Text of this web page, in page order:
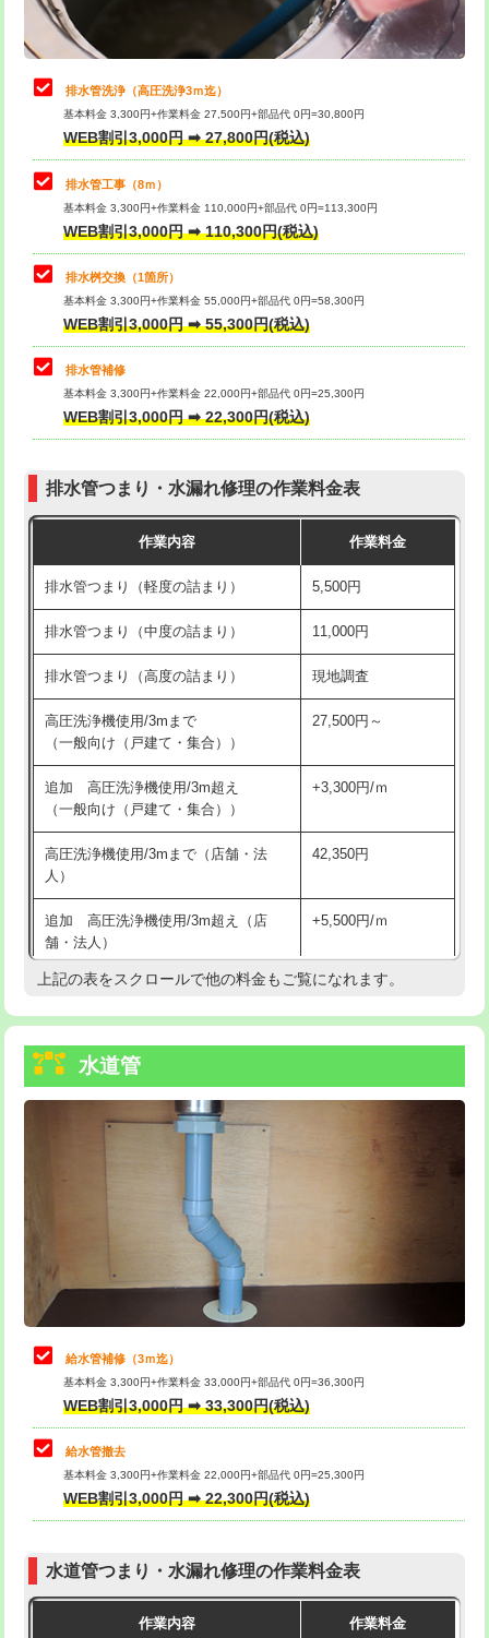
排水管工事（排水管工事/3ｍまで） 55,000円
排水管工事（追加 排水管工事/3ｍ超
え）
マス交換（土の掘削・埋め戻し作業）
マス交換（深さ50㎝未満）
マス交換（深さ50㎝以上） 66,000円
コンクリート斫り（厚さ10㎝まで）
コンクリート斫り（厚さ10㎝超え）
モルタル補修（厚さ10㎝まで）
モルタル補修（厚さ10㎝超え）
追加人工 16,500円
現場見積
※給水管工事は20mmまでの価格です。
理・調整・分解・加工など（軽作業）
止水・漏水調査・防水処理・清掃・修
理・調整・分解・加工など（中作業）
22,000円
止水・漏水調査・防水処理・清掃・修
理・調整・分解・加工など（重作業）
33,000円
その他部品の脱着
交換・取付（タンク） 22,000円+材料費
交換・取付(単水栓（壁付・デッキ
式）)
交換・取付(混合水栓（壁付・デッキ
式・ワンホール）)
16,500円+材料費
交換・取付(排水栓・排水トラップ
交換・取付（その他部品） 11,000円+材料費
持込商品取付（単水栓） 13,200円
持込商品取付（混合水栓） 16,500円
持込商品取付（浄水器・分岐水栓） 16,500円
給水管工事※（ホール加工) 16,500円
給水管工事※（バンド止め) 3,300円
給水管工事※（支持金具設置)
給水管工事※（保温材使用（バンド止
め込み）)
5,500円
給水管工事※（土の掘削・埋め戻し作
業)
11,000円
給水管工事※（塩ビ管（VP・HI）使
用/3ｍまで)
33,000円
給水管工事※（塩ビ管（VP・HI）使
+8,800円
給水管工事※（ライニング鋼管・銅
管・ポリ管・HT管使用/3ｍまで)
給水管工事※（ライニング鋼管・銅
管・ポリ管・HT管使用/3ｍ超え)
排水管工事（土の掘削・埋め戻し作
11,000円~
排水管工事（排水管工事/3ｍまで） 55,000円
排水管工事（追加 排水管工事/3ｍ超
マス交換（土の掘削・埋め戻し作業）
マス交換（深さ50㎝未満）
マス交換（深さ50㎝以上）
コンクリート斫り（厚さ10㎝まで）
排水管洗浄（高圧洗浄3ｍ迄）
基本料金 3,300円+作業料金 27,500円+部品代 0円=30,800円
WEB割引3,000円 ➡ 27,800円(税込)
排水管工事（8ｍ）
基本料金 3,300円+作業料金 110,000円+部品代 0円=113,300円
WEB割引3,000円 ➡ 110,300円(税込)
排水桝交換（1箇所）
基本料金 3,300円+作業料金 55,000円+部品代 0円=58,300円
WEB割引3,000円 ➡ 55,300円(税込)
排水管補修
基本料金 3,300円+作業料金 22,000円+部品代 0円=25,300円
WEB割引3,000円 ➡ 22,300円(税込)
排水管つまり・水漏れ修理の作業料金表
作業内容 作業料金
排水管つまり（軽度の詰まり） 5,500円
排水管つまり（中度の詰まり） 11,000円
排水管つまり（高度の詰まり） 現地調査
高圧洗浄機使用/3mまで
（一般向け（戸建て・集合））
27,500円～
追加 高圧洗浄機使用/3m超え
（一般向け（戸建て・集合））
+3,300円/ｍ
高圧洗浄機使用/3mまで（店舗・法
人）
42,350円
追加 高圧洗浄機使用/3m超え（店
舗・法人）
+5,500円/ｍ
高度高圧洗浄換 現地調査
トーラー機使用/3mまで
追加トーラー機使用/3m超え
33,000円
8,800円
止水・漏水調査・防水処理・清掃・修
理・調整・分解・加工など（軽作業）
11,000円
止水・漏水調査・防水処理・清掃・修
理・調整・分解・加工など（中作業）
止水・漏水調査・防水処理・清掃・修
理・調整・分解・加工など（重作業）
33,000円
その他部品の脱着
交換・取付（タンク）
式）)
式・ワンホール）)
上記の表をスクロールで他の料金もご覧になれます。
水道管
給水管補修（3ｍ迄）
基本料金 3,300円+作業料金 33,000円+部品代 0円=36,300円
WEB割引3,000円 ➡ 33,300円(税込)
給水管撤去
基本料金 3,300円+作業料金 22,000円+部品代 0円=25,300円
WEB割引3,000円 ➡ 22,300円(税込)
水道管つまり・水漏れ修理の作業料金表
作業内容 作業料金